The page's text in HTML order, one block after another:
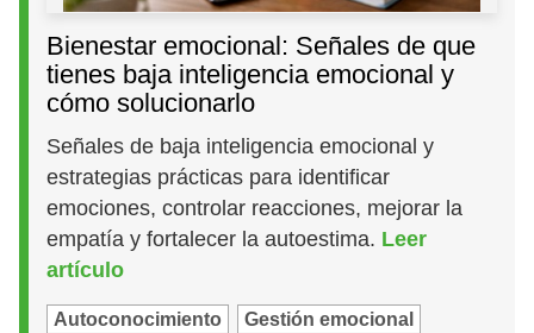
Bienestar emocional: Señales de que
tienes baja inteligencia emocional y
cómo solucionarlo
Señales de baja inteligencia emocional y
estrategias prácticas para identificar
emociones, controlar reacciones, mejorar la
empatía y fortalecer la autoestima. Leer
artículo
Autoconocimiento Gestión emocional